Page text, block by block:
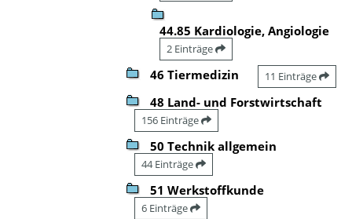
44.85 Kardiologie, Angiologie
2 Einträge
46 Tiermedizin 11 Einträge
48 Land- und Forstwirtschaft
156 Einträge
50 Technik allgemein
44 Einträge
51 Werkstoffkunde
6 Einträge